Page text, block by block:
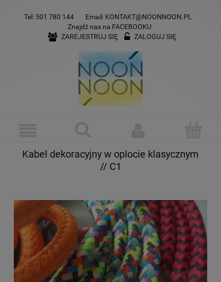
Tel: 501 780 144 Email: KONTAKT@NOONNOON.PL
Znajdź nas na FACEBOOKU
ZAREJESTRUJ SIĘ
ZALOGUJ SIĘ
Kabel dekoracyjny w oplocie klasycznym
// C1